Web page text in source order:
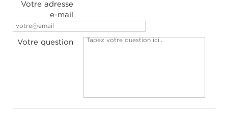
Votre adresse
e-mail
Votre question